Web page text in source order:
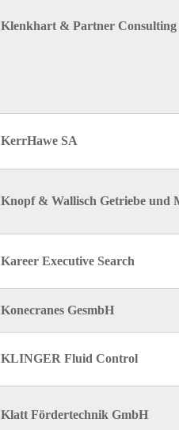
Klenkhart & Partner
KerrHawe SA
Knopf & Wallisch Getriebe und
Kareer Executive Search
Konecranes GesmbH
KLINGER Fluid Control
Klatt Fördertechnik GmbH